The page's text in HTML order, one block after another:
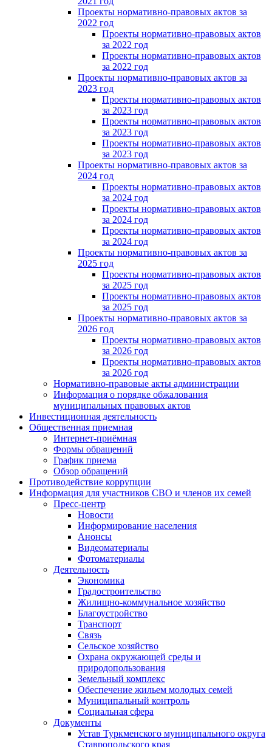
Проекты нормативно-правовых актов за
2022 год
Проекты нормативно-правовых актов
за 2022 год
Проекты нормативно-правовых актов
за 2022 год
Проекты нормативно-правовых актов за
2023 год
Проекты нормативно-правовых актов
за 2023 год
Проекты нормативно-правовых актов
за 2023 год
Проекты нормативно-правовых актов
за 2023 год
Проекты нормативно-правовых актов за
2024 год
Проекты нормативно-правовых актов
за 2024 год
Проекты нормативно-правовых актов
за 2024 год
Проекты нормативно-правовых актов
за 2024 год
Проекты нормативно-правовых актов за
2025 год
Проекты нормативно-правовых актов
за 2025 год
Проекты нормативно-правовых актов
за 2025 год
Проекты нормативно-правовых актов за
2026 год
Проекты нормативно-правовых актов
за 2026 год
Проекты нормативно-правовых актов
за 2026 год
Нормативно-правовые акты администрации
Информация о порядке обжалования
муниципальных правовых актов
Инвестиционная деятельность
Общественная приемная
Интернет-приёмная
Формы обращений
График приема
Обзор обращений
Противодействие коррупции
Информация для участников СВО и членов их семей
Пресс-центр
Новости
Информирование населения
Анонсы
Видеоматериалы
Фотоматериалы
Деятельность
Экономика
Градостроительство
Жилищно-коммунальное хозяйство
Благоустройство
Транспорт
Связь
Сельское хозяйство
Охрана окружающей среды и
природопользования
Земельный комплекс
Обеспечение жильем молодых семей
Муниципальный контроль
Социальная сфера
Документы
Устав Туркменского муниципального округа
Ставропольского края